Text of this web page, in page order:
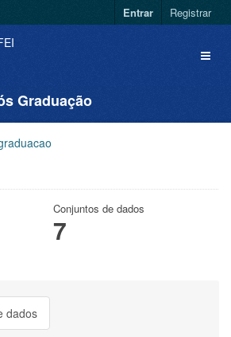
Entrar Registrar
Graduação
Conjuntos de dados
7
dados